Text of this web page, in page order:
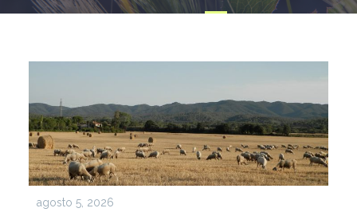
agosto 5, 2026